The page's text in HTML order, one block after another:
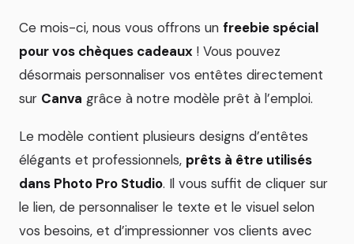
Ce mois-ci, nous vous offrons un freebie spécial
pour vos chèques cadeaux ! Vous pouvez
désormais personnaliser vos entêtes directement
sur Canva grâce à notre modèle prêt à l’emploi.
Le modèle contient plusieurs designs d’entêtes
élégants et professionnels, prêts à être utilisés
dans Photo Pro Studio. Il vous suffit de cliquer sur
le lien, de personnaliser le texte et le visuel selon
vos besoins, et d’impressionner vos clients avec